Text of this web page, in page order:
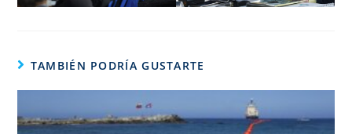
TAMBIÉN PODRÍA GUSTARTE